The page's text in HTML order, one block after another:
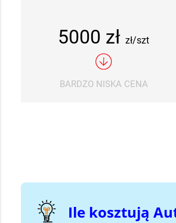
5000 złzł/szt
BARDZO NISKA CENA
Ile kosztują